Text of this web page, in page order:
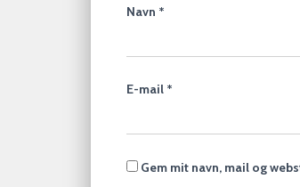
Navn *
E-mail *
Gem mit navn, mail og